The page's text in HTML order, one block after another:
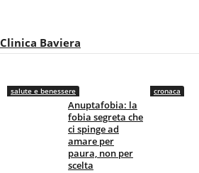
Clinica Baviera
salute e benessere
Anuptafobia: la
fobia segreta che
ci spinge ad
amare per
paura, non per
scelta
cronaca